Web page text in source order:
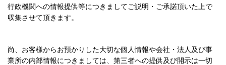
行政機関への情報提供等につきましてご説明・ご承諾頂いた上で
収集させて頂きます。
尚、お客様からお預かりした大切な個人情報や会社・法人及び事
業所の内部情報につきましては、第三者への提供及び開示は一切